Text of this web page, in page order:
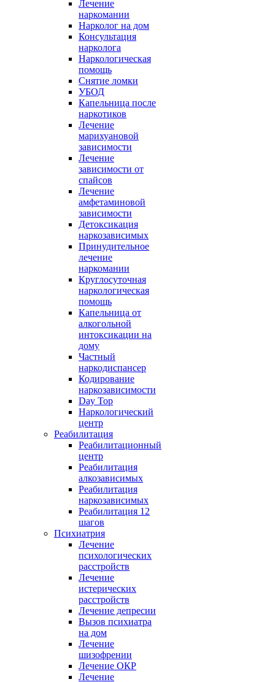
Лечение
наркомании
Нарколог на дом
Консультация
нарколога
Наркологическая
помощь
Снятие ломки
УБОД
Капельница после
наркотиков
Лечение
марихуановой
зависимости
Лечение
зависимости от
спайсов
Лечение
амфетаминовой
зависимости
Детоксикация
наркозависимых
Принудительное
лечение
наркомании
Круглосуточная
наркологическая
помощь
Капельница от
алкогольной
интоксикации на
дому
Частный
наркодиспансер
Кодирование
наркозависимости
Day Top
Наркологический
центр
Реабилитация
Реабилитационный
центр
Реабилитация
алкозависимых
Реабилитация
наркозависимых
Реабилитация 12
шагов
Психиатрия
Лечение
психологических
расстройств
Лечение
истерических
расстройств
Лечение депресии
Вызов психиатра
на дом
Лечение
шизофрении
Лечение ОКР
Лечение